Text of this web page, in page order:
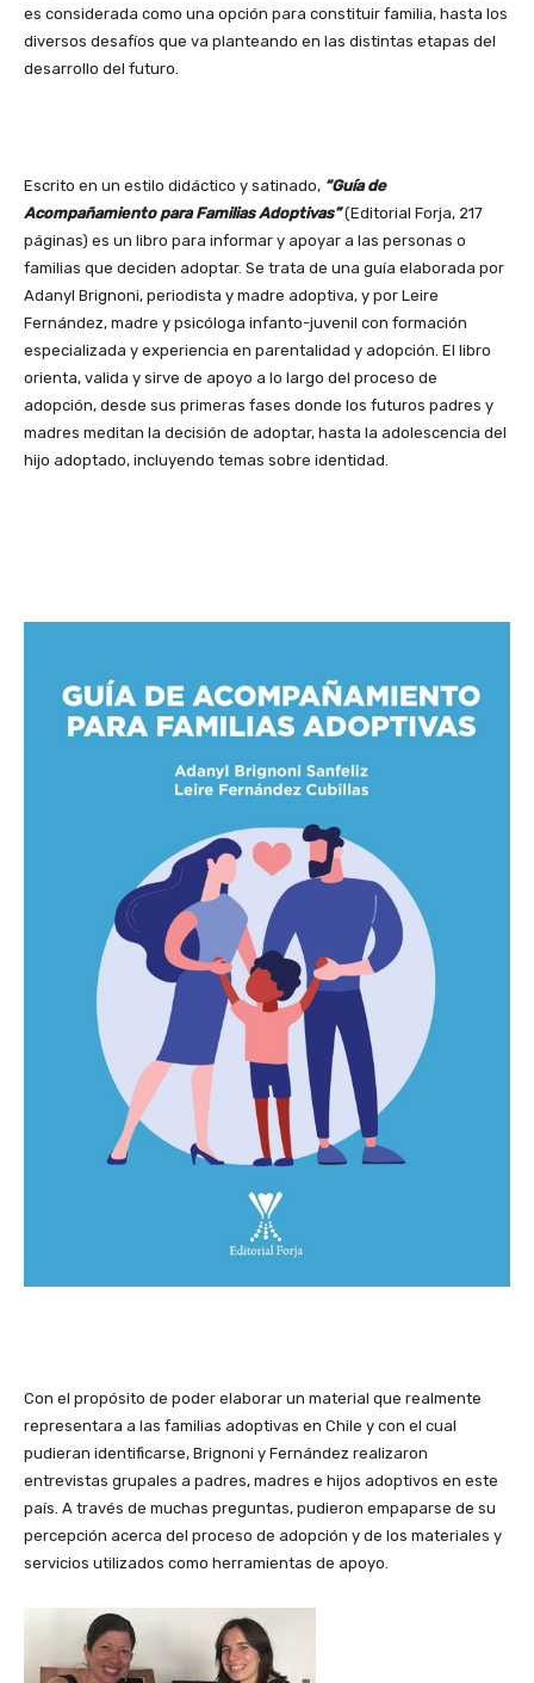
es considerada como una opción para constituir familia, hasta los
diversos desafíos que va planteando en las distintas etapas del
desarrollo del futuro.
Escrito en un estilo didáctico y satinado, “Guía de
Acompañamiento para Familias Adoptivas”(Editorial Forja, 217
páginas) es un libro para informar y apoyar a las personas o
familias que deciden adoptar. Se trata de una guía elaborada por
Adanyl Brignoni, periodista y madre adoptiva, y por Leire
Fernández, madre y psicóloga infanto-juvenil con formación
especializada y experiencia en parentalidad y adopción. El libro
orienta, valida y sirve de apoyo a lo largo del proceso de
adopción, desde sus primeras fases donde los futuros padres y
madres meditan la decisión de adoptar, hasta la adolescencia del
hijo adoptado, incluyendo temas sobre identidad.
Con el propósito de poder elaborar un material que realmente
representara a las familias adoptivas en Chile y con el cual
pudieran identificarse, Brignoni y Fernández realizaron
entrevistas grupales a padres, madres e hijos adoptivos en este
país. A través de muchas preguntas, pudieron empaparse de su
percepción acerca del proceso de adopción y de los materiales y
servicios utilizados como herramientas de apoyo.